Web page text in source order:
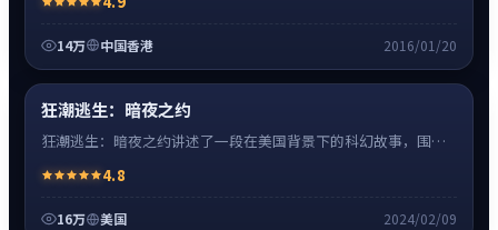
紧凑、情绪克制。
14万 中国香港 2016/01/20
高清
狂潮逃生：暗夜之约
狂潮逃生：暗夜之约讲述了一段在美国背景下的科幻故事，围绕
牵引，节奏紧凑、情绪克制。
4.8
16万 美国 2024/02/09